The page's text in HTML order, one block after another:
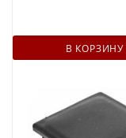
В КОРЗИНУ